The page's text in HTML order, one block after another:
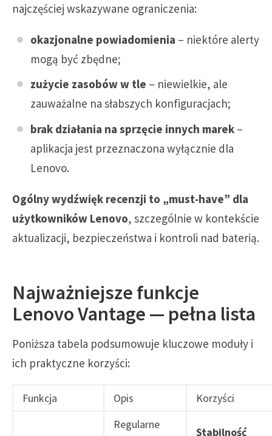
najczęściej wskazywane ograniczenia:
okazjonalne powiadomienia – niektóre alerty
mogą być zbędne;
zużycie zasobów w tle – niewielkie, ale
zauważalne na słabszych konfiguracjach;
brak działania na sprzęcie innych marek –
aplikacja jest przeznaczona wyłącznie dla
Lenovo.
Ogólny wydźwięk recenzji to „must‑have” dla
użytkowników Lenovo, szczególnie w kontekście
aktualizacji, bezpieczeństwa i kontroli nad baterią.
Najważniejsze funkcje
Lenovo Vantage — pełna lista
Poniższa tabela podsumowuje kluczowe moduły i
ich praktyczne korzyści:
Funkcja Opis
Korzyści
Regularne
Stabilność